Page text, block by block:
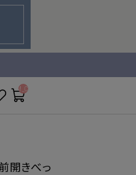
__ITM_CNT__
開きべっ